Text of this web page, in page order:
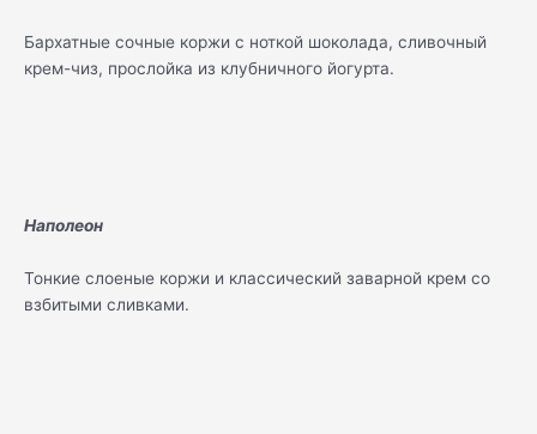
Бархатные сочные коржи с ноткой шоколада, сливочный
крем-чиз, прослойка из клубничного йогурта.
Наполеон
Тонкие слоеные коржи и классический заварной крем со
взбитыми сливками.